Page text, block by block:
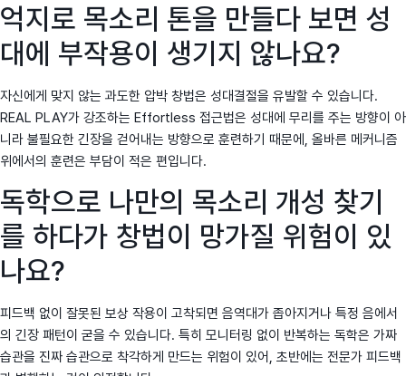
억지로 목소리 톤을 만들다 보면 성
대에 부작용이 생기지 않나요?
자신에게 맞지 않는 과도한 압박 창법은 성대결절을 유발할 수 있습니다.
REAL PLAY가 강조하는 Effortless 접근법은 성대에 무리를 주는 방향이 아
니라 불필요한 긴장을 걷어내는 방향으로 훈련하기 때문에, 올바른 메커니즘
위에서의 훈련은 부담이 적은 편입니다.
독학으로 나만의 목소리 개성 찾기
를 하다가 창법이 망가질 위험이 있
나요?
피드백 없이 잘못된 보상 작용이 고착되면 음역대가 좁아지거나 특정 음에서
의 긴장 패턴이 굳을 수 있습니다. 특히 모니터링 없이 반복하는 독학은 가짜
습관을 진짜 습관으로 착각하게 만드는 위험이 있어, 초반에는 전문가 피드백